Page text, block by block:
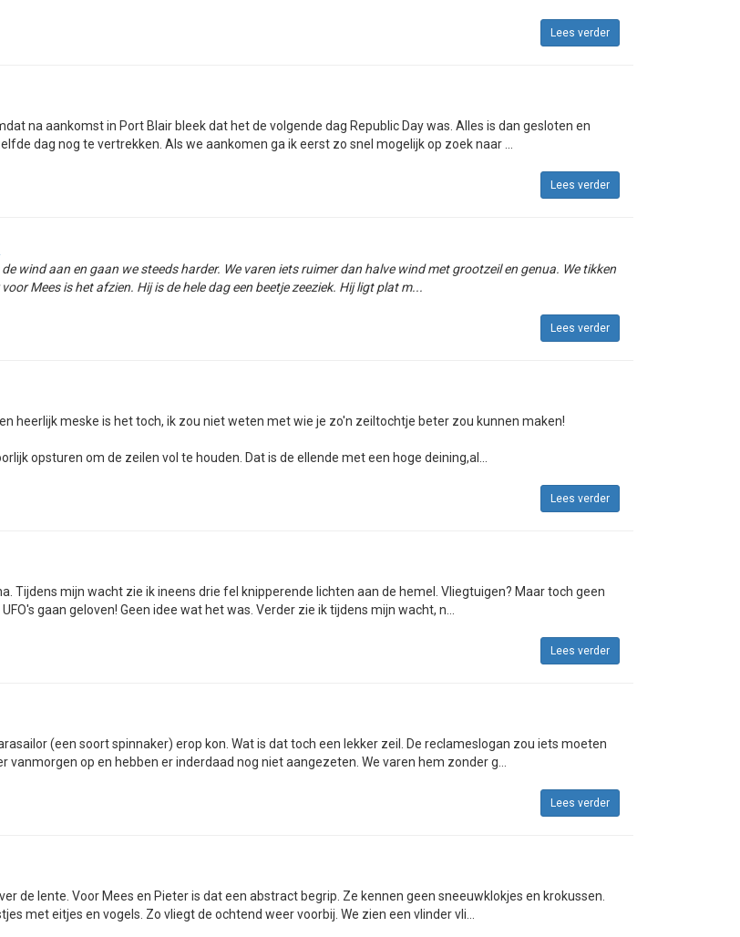
Lees verder
na aankomst in Port Blair bleek dat het de volgende dag Republic Day was. Alles is dan gesloten en
dag nog te vertrekken. Als we aankomen ga ik eerst zo snel mogelijk op zoek naar ...
Lees verder
wind aan en gaan we steeds harder. We varen iets ruimer dan halve wind met grootzeil en genua. We tikken
Mees is het afzien. Hij is de hele dag een beetje zeeziek. Hij ligt plat m...
Lees verder
heerlijk meske is het toch, ik zou niet weten met wie je zo'n zeiltochtje beter zou kunnen maken!
opsturen om de zeilen vol te houden. Dat is de ellende met een hoge deining,al...
Lees verder
Tijdens mijn wacht zie ik ineens drie fel knipperende lichten aan de hemel. Vliegtuigen? Maar toch geen
gaan geloven! Geen idee wat het was. Verder zie ik tijdens mijn wacht, n...
Lees verder
(een soort spinnaker) erop kon. Wat is dat toch een lekker zeil. De reclameslogan zou iets moeten
op en hebben er inderdaad nog niet aangezeten. We varen hem zonder g...
Lees verder
de lente. Voor Mees en Pieter is dat een abstract begrip. Ze kennen geen sneeuwklokjes en krokussen.
met eitjes en vogels. Zo vliegt de ochtend weer voorbij. We zien een vlinder vli...